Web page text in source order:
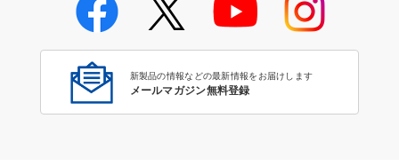
新製品の情報などの最新情報をお届けします
メールマガジン無料登録